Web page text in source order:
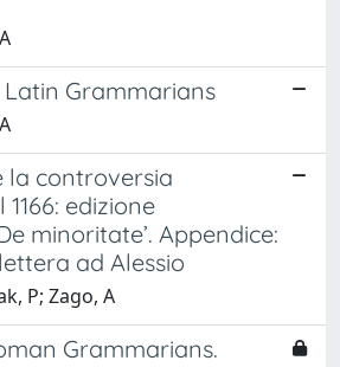
Grammarians
la controversia
edizione
minoritate’. Appendice:
ad Alessio
P; Zago, A
Grammarians.